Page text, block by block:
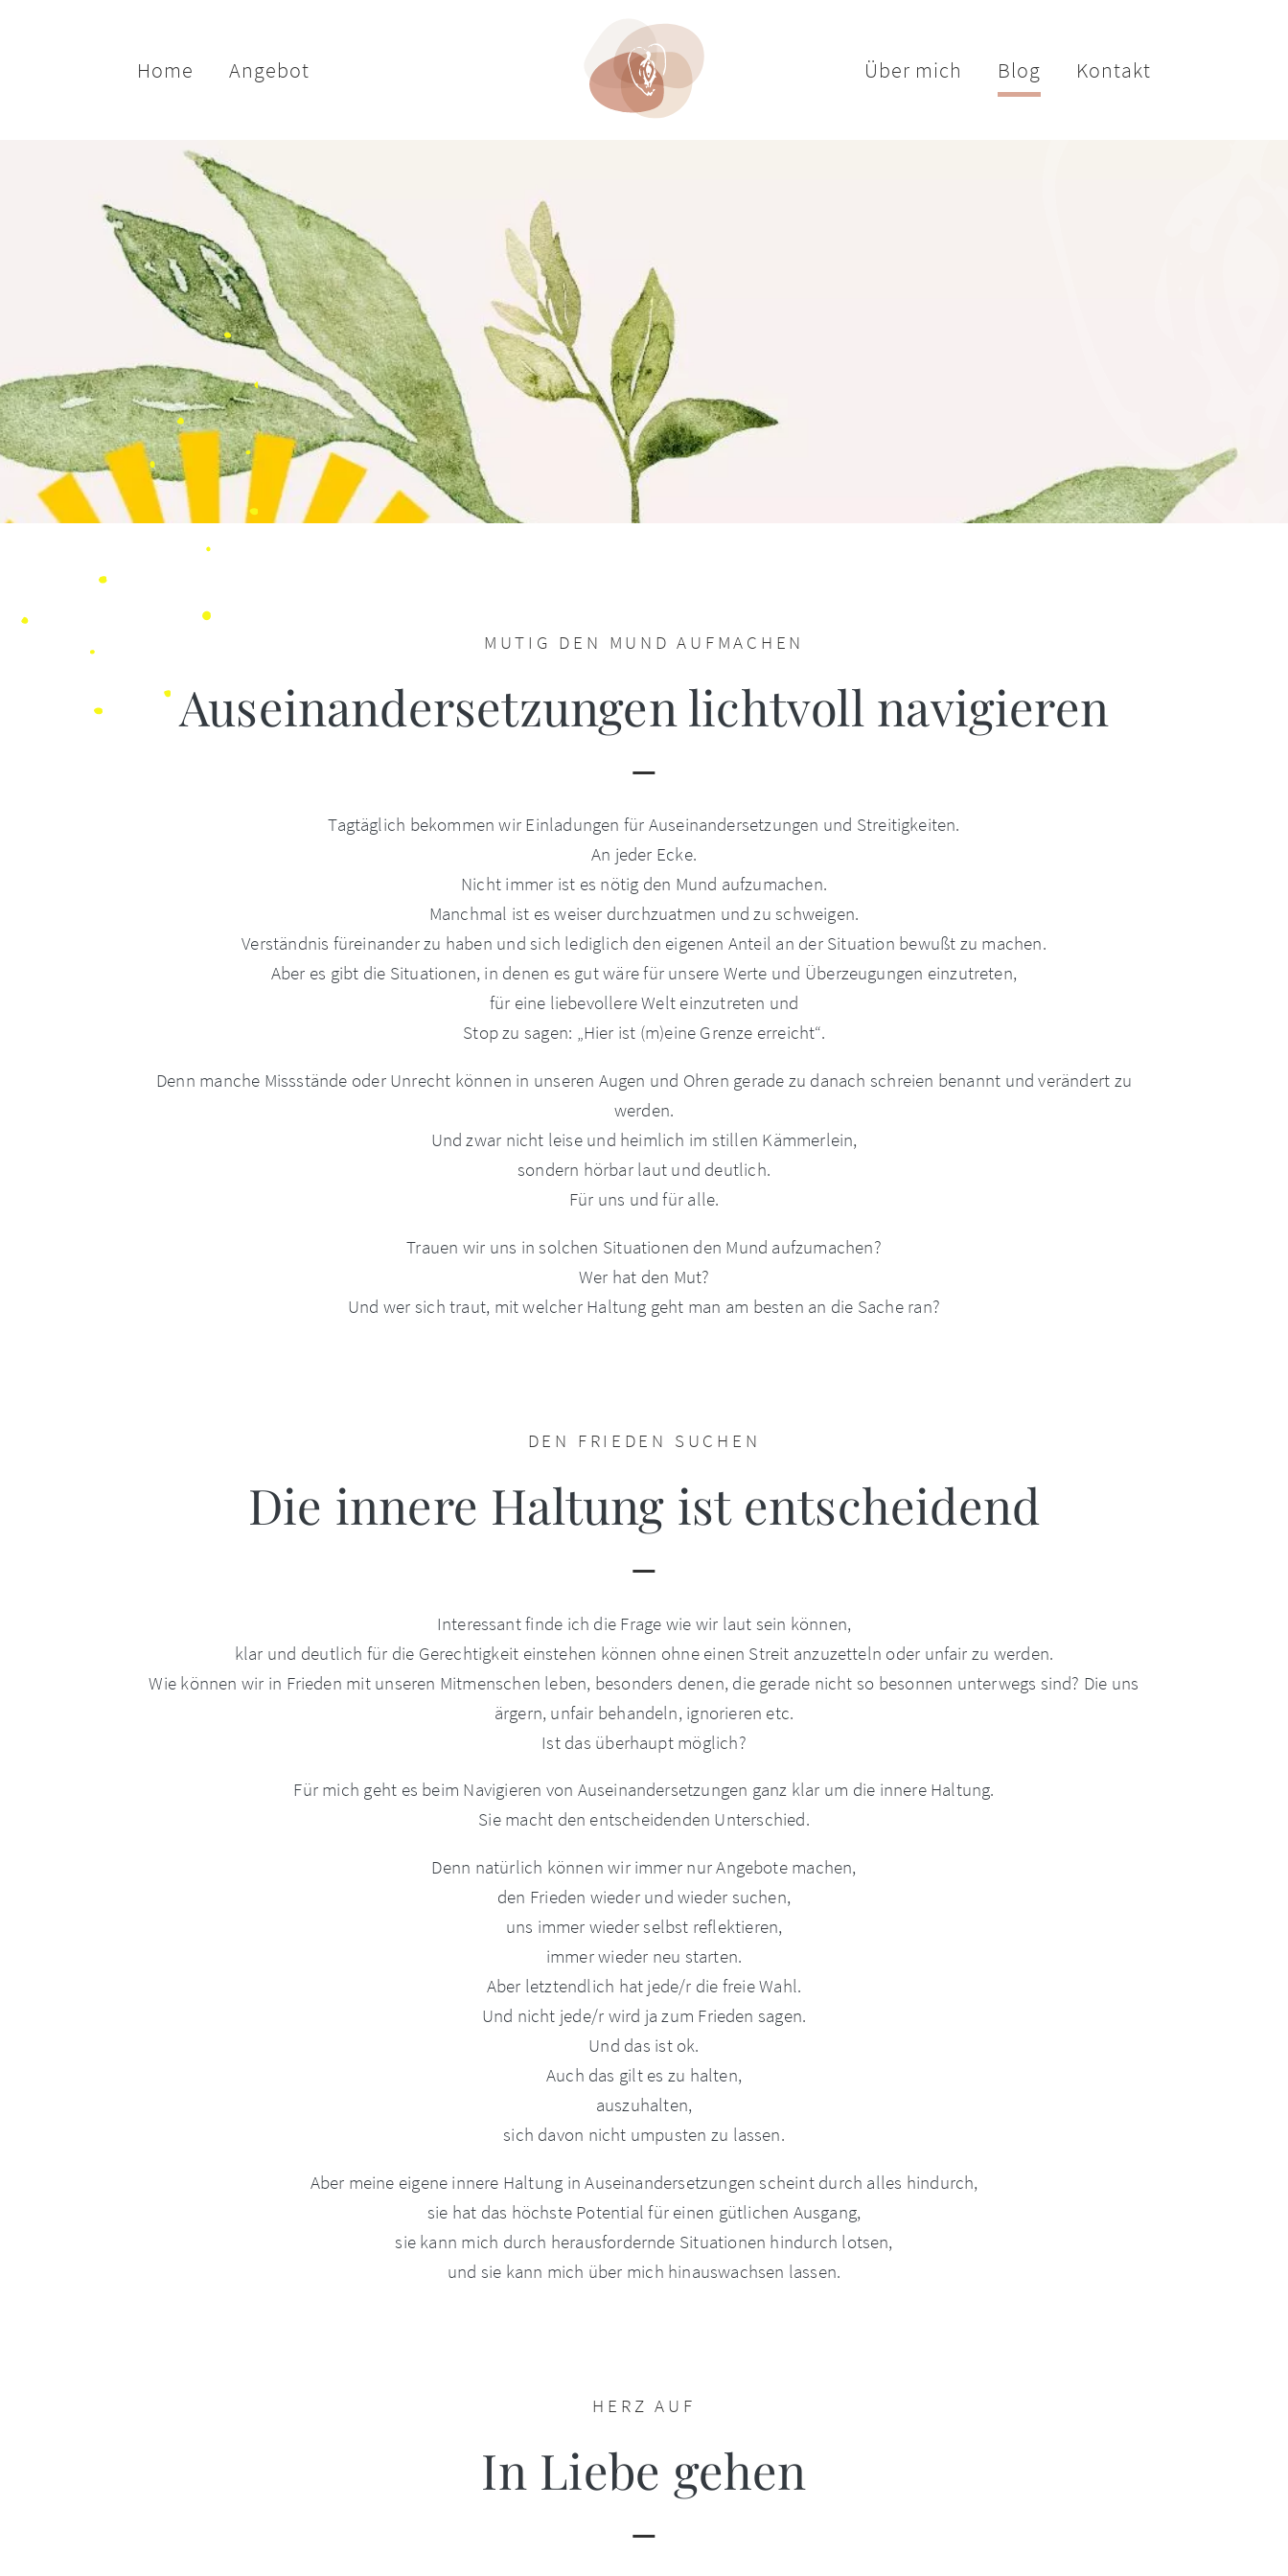
Home Angebot Über mich Blog Kontakt
MUTIG DEN MUND AUFMACHEN
Auseinandersetzungen lichtvoll navigieren
Tagtäglich bekommen wir Einladungen für Auseinandersetzungen und Streitigkeiten.
An jeder Ecke.
Nicht immer ist es nötig den Mund aufzumachen.
Manchmal ist es weiser durchzuatmen und zu schweigen.
Verständnis füreinander zu haben und sich lediglich den eigenen Anteil an der Situation bewußt zu machen.
Aber es gibt die Situationen, in denen es gut wäre für unsere Werte und Überzeugungen einzutreten,
für eine liebevollere Welt einzutreten und
Stop zu sagen: „Hier ist (m)eine Grenze erreicht“.
Denn manche Missstände oder Unrecht können in unseren Augen und Ohren gerade zu danach schreien benannt und verändert zu
werden.
Und zwar nicht leise und heimlich im stillen Kämmerlein,
sondern hörbar laut und deutlich.
Für uns und für alle.
Trauen wir uns in solchen Situationen den Mund aufzumachen?
Wer hat den Mut?
Und wer sich traut, mit welcher Haltung geht man am besten an die Sache ran?
DEN FRIEDEN SUCHEN
Die innere Haltung ist entscheidend
Interessant finde ich die Frage wie wir laut sein können,
klar und deutlich für die Gerechtigkeit einstehen können ohne einen Streit anzuzetteln oder unfair zu werden.
Wie können wir in Frieden mit unseren Mitmenschen leben, besonders denen, die gerade nicht so besonnen unterwegs sind? Die uns
ärgern, unfair behandeln, ignorieren etc.
Ist das überhaupt möglich?
Für mich geht es beim Navigieren von Auseinandersetzungen ganz klar um die innere Haltung.
Sie macht den entscheidenden Unterschied.
Denn natürlich können wir immer nur Angebote machen,
den Frieden wieder und wieder suchen,
uns immer wieder selbst reflektieren,
immer wieder neu starten.
Aber letztendlich hat jede/r die freie Wahl.
Und nicht jede/r wird ja zum Frieden sagen.
Und das ist ok.
Auch das gilt es zu halten,
auszuhalten,
sich davon nicht umpusten zu lassen.
Aber meine eigene innere Haltung in Auseinandersetzungen scheint durch alles hindurch,
sie hat das höchste Potential für einen gütlichen Ausgang,
sie kann mich durch herausfordernde Situationen hindurch lotsen,
und sie kann mich über mich hinauswachsen lassen.
HERZ AUF
In Liebe gehen